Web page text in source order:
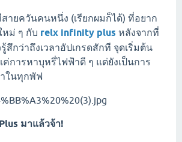
ายควันคนหนึ่ง (เรียกผมก็ได้) ที่อยาก
ม่ ๆ กับ relx infinity plus หลังจากที่
สึกว่าถึงเวลาอัปเกรดสักที จุดเริ่มต้น
ค่การหาบุหรี่ไฟฟ้าดี ๆ แต่ยังเป็นการ
ในทุกพัฟ
มาแล้วจ้า!